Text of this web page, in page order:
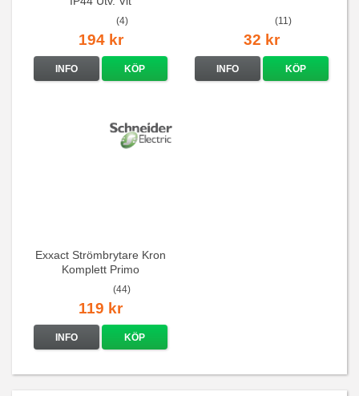
(4)
194 kr
INFO KÖP
(11)
32 kr
INFO KÖP
Exxact Strömbrytare Kron
Komplett Primo
(44)
119 kr
INFO KÖP